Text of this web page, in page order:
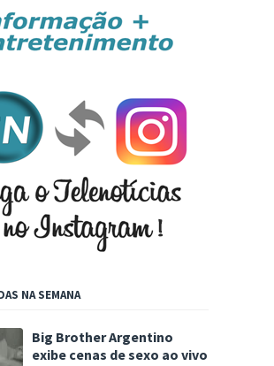
NA SEMANA
Big Brother Argentino
exibe cenas de sexo ao vivo